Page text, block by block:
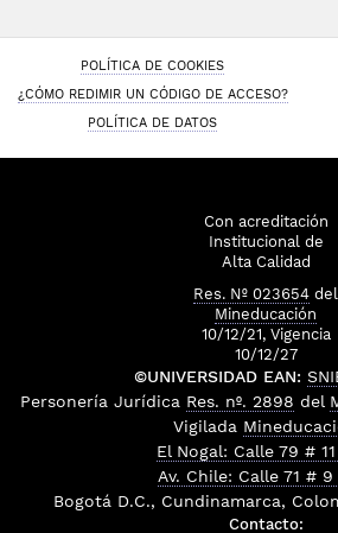
POLÍTICA DE COOKIES
¿CÓMO REDIMIR UN CÓDIGO DE ACCESO?
POLÍTICA DE DATOS
Con acreditación
Institucional de
Alta Calidad
Res. Nº 023654 del
Mineducación
10/12/21, Vigencia
10/12/27
©UNIVERSIDAD EAN:
Personería Jurídica Res. nº. 2898 del
Vigilada
El Nogal: Calle 79 #
Av. Chile: Calle 71 #
Bogotá D.C., Cundinamarca,
Contacto: